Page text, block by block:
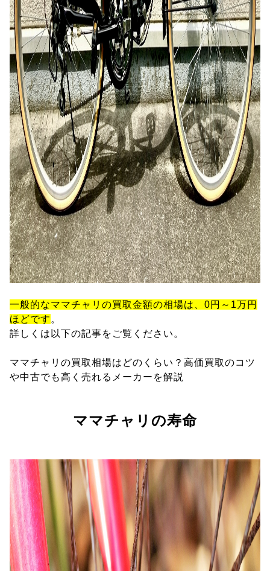
一般的なママチャリの買取金額の相場は、0円～1万円
ほどです 。
詳しくは以下の記事をご覧ください。
ママチャリの買取相場はどのくらい？高価買取のコツ
や中古でも高く売れるメーカーを解説
ママチャリの寿命